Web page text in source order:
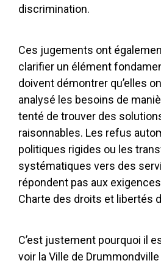
discrimination.
Ces jugements ont
clarifier un élément
doivent démontrer qu’elles
analysé les besoins de
tenté de trouver des
raisonnables. Les refus
politiques rigides ou les
systématiques vers des
répondent pas aux
Charte des droits et libertés
C’est justement pourquoi il
voir la Ville de Drummondville